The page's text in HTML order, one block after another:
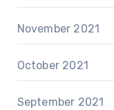
November 2021
October 2021
September 2021